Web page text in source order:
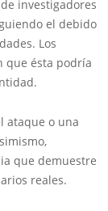
investigadores
el debido
Los
que ésta podría
ataque o una
que demuestre
reales.